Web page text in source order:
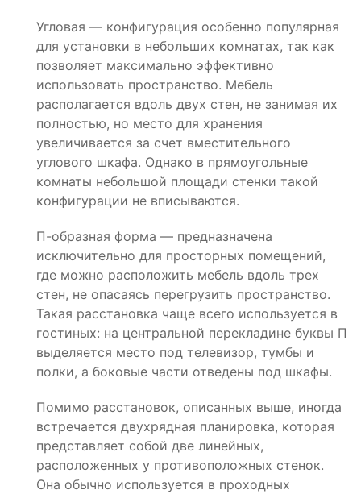
Угловая — конфигурация особенно популярная
для установки в небольших комнатах, так как
позволяет максимально эффективно
использовать пространство. Мебель
располагается вдоль двух стен, не занимая их
полностью, но место для хранения
увеличивается за счет вместительного
углового шкафа. Однако в прямоугольные
комнаты небольшой площади стенки такой
конфигурации не вписываются.
П-образная форма — предназначена
исключительно для просторных помещений,
где можно расположить мебель вдоль трех
стен, не опасаясь перегрузить пространство.
Такая расстановка чаще всего используется в
гостиных: на центральной перекладине буквы П
выделяется место под телевизор, тумбы и
полки, а боковые части отведены под шкафы.
Помимо расстановок, описанных выше, иногда
встречается двухрядная планировка, которая
представляет собой две линейных,
расположенных у противоположных стенок.
Она обычно используется в проходных